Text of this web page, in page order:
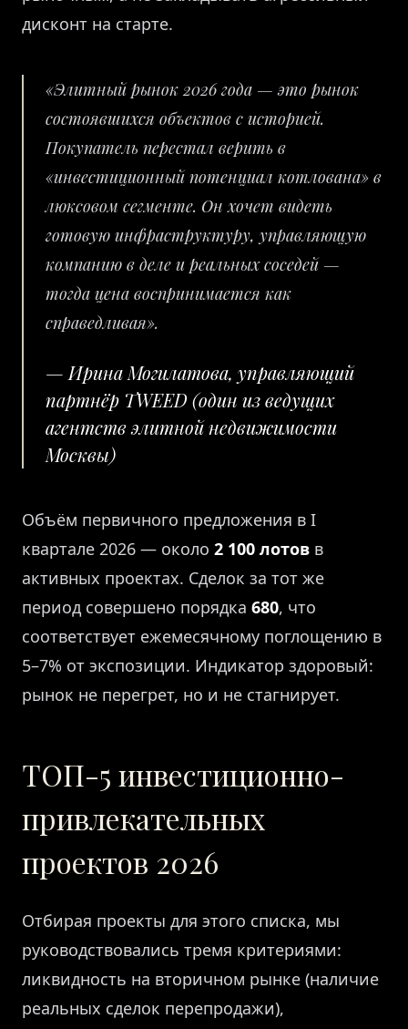
дисконт на старте.
«Элитный рынок 2026 года — это рынок
состоявшихся объектов с историей.
Покупатель перестал верить в
«инвестиционный потенциал котлована» в
люксовом сегменте. Он хочет видеть
готовую инфраструктуру, управляющую
компанию в деле и реальных соседей —
тогда цена воспринимается как
справедливая».
— Ирина Могилатова, управляющий
партнёр TWEED (один из ведущих
агентств элитной недвижимости
Москвы)
Объём первичного предложения в I
квартале 2026 — около 2 100 лотов в
активных проектах. Сделок за тот же
период совершено порядка 680, что
соответствует ежемесячному поглощению в
5–7% от экспозиции. Индикатор здоровый:
рынок не перегрет, но и не стагнирует.
ТОП-5 инвестиционно-
привлекательных
проектов 2026
Отбирая проекты для этого списка, мы
руководствовались тремя критериями:
ликвидность на вторичном рынке (наличие
реальных сделок перепродажи),